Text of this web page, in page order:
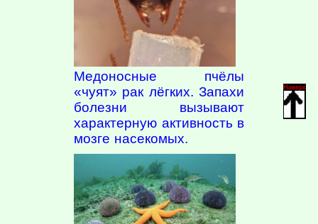
Медоносные пчёлы
«чуят» рак лёгких. Запахи
болезни вызывают
характерную активность в
мозге насекомых.
Наверх